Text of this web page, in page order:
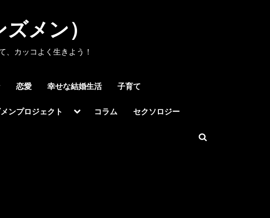
メン）
、カッコよく生きよう！
恋愛 幸せな結婚生活 子育て
ンプロジェクト
Toggleコラム セクソロジー
Toggle